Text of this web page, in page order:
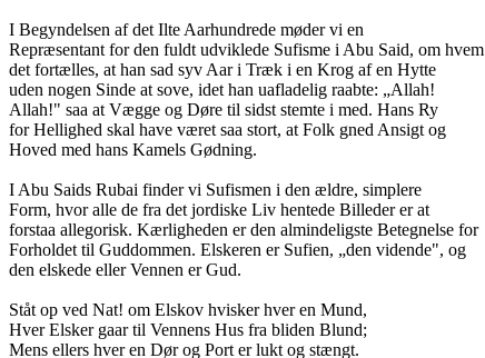
I Begyndelsen af det Ilte Aarhundrede møder vi en
Repræsentant for den fuldt udviklede Sufisme i Abu Said, om hvem
det fortælles, at han sad syv Aar i Træk i en Krog af en Hytte
uden nogen Sinde at sove, idet han uafladelig raabte: „Allah!
Allah!" saa at Vægge og Døre til sidst stemte i med. Hans Ry
for Hellighed skal have været saa stort, at Folk gned Ansigt og
Hoved med hans Kamels Gødning.
I Abu Saids Rubai finder vi Sufismen i den ældre, simplere
Form, hvor alle de fra det jordiske Liv hentede Billeder er at
forstaa allegorisk. Kærligheden er den almindeligste Betegnelse for
Forholdet til Guddommen. Elskeren er Sufien, „den vidende", og
den elskede eller Vennen er Gud.
Ståt op ved Nat! om Elskov hvisker hver en Mund,
Hver Elsker gaar til Vennens Hus fra bliden Blund;
Mens ellers hver en Dør og Port er lukt og stængt.